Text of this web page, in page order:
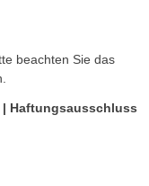
beachten Sie das
| Haftungsausschluss